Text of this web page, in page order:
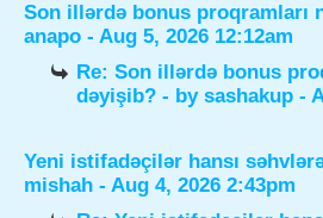
Son illərdə bonus proqramları
anapo - Aug 5, 2026 12:12am
Re: Son illərdə bonus
dəyişib? - bysashakup -
Yeni istifadəçilər hansı
mishah - Aug 4, 2026 2:43pm